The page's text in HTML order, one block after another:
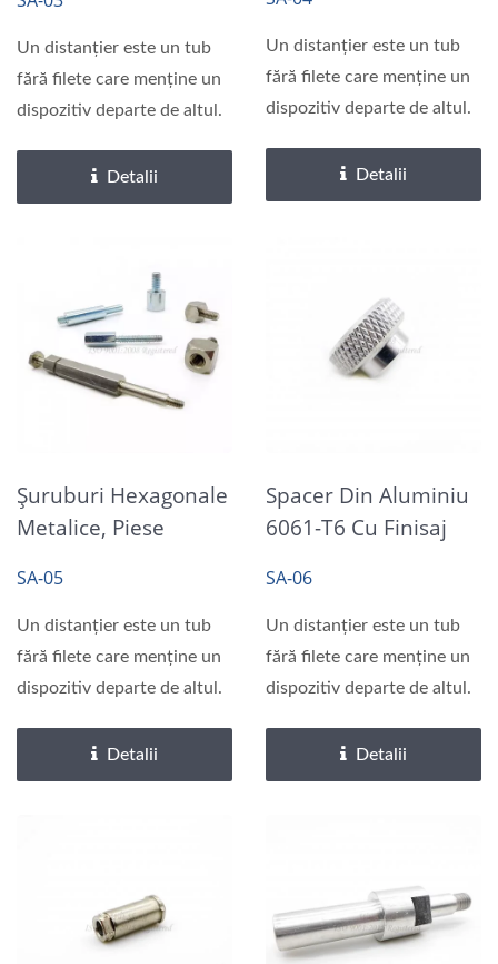
Feminine
Un distanțier este un tub
fără filete care menține un
dispozitiv departe de altul.
Detalii
Un distanțier este un tub
fără filete care menține un
dispozitiv departe de altul.
Detalii
Șuruburi Hexagonale
Metalice, Piese
SA-05
Un distanțier este un tub
fără filete care menține un
dispozitiv departe de altul.
Detalii
Spacer Din Aluminiu
6061-T6 Cu Finisaj
SA-06
Un distanțier este un tub
fără filete care menține un
dispozitiv departe de altul.
Detalii